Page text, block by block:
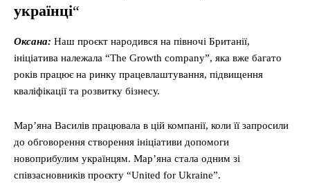
українці“
Оксана: Наш проєкт народився на півночі Британії,
ініціатива належала “The Growth company”, яка вже багато
років працює на ринку працевлаштування, підвищення
кваліфікації та розвитку бізнесу.
Мар’яна Василів працювала в цій компанії, коли її запросили
до обговорення створення ініціативи допомоги
новоприбулим українцям. Мар’яна стала одним зі
співзасновників проєкту “United for Ukraine”.